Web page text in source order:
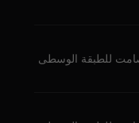
للطبقة الوسطى